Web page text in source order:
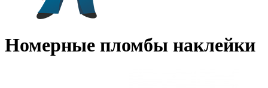
Номерные пломбы наклейки